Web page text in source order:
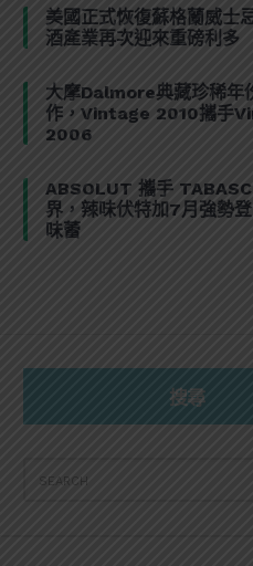
美國正式恢復蘇格蘭威士
酒產業再次迎來重磅利多
大摩Dalmore典藏珍稀年
作，Vintage 2010攜手
2006
ABSOLUT 攜手
界，辣味伏特加7月強勢
味蕾
搜尋
FOR: